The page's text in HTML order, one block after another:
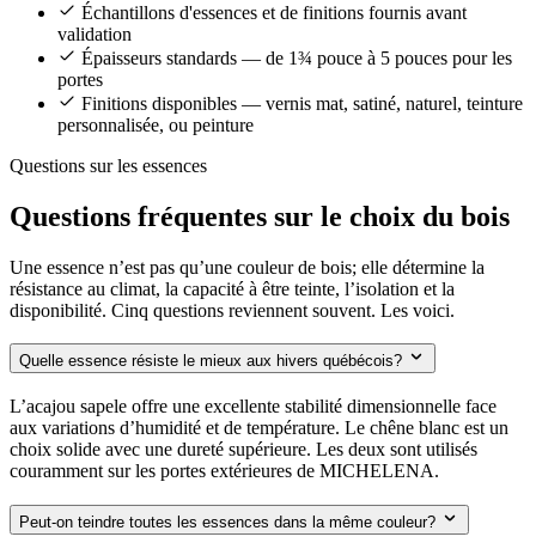
Échantillons d'essences et de finitions fournis avant
validation
Épaisseurs standards — de 1¾ pouce à 5 pouces pour les
portes
Finitions disponibles — vernis mat, satiné, naturel, teinture
personnalisée, ou peinture
Questions sur les essences
Questions fréquentes sur le choix du bois
Une essence n’est pas qu’une couleur de bois; elle détermine la
résistance au climat, la capacité à être teinte, l’isolation et la
disponibilité. Cinq questions reviennent souvent. Les voici.
Quelle essence résiste le mieux aux hivers québécois?
L’acajou sapele offre une excellente stabilité dimensionnelle face
aux variations d’humidité et de température. Le chêne blanc est un
choix solide avec une dureté supérieure. Les deux sont utilisés
couramment sur les portes extérieures de MICHELENA.
Peut-on teindre toutes les essences dans la même couleur?